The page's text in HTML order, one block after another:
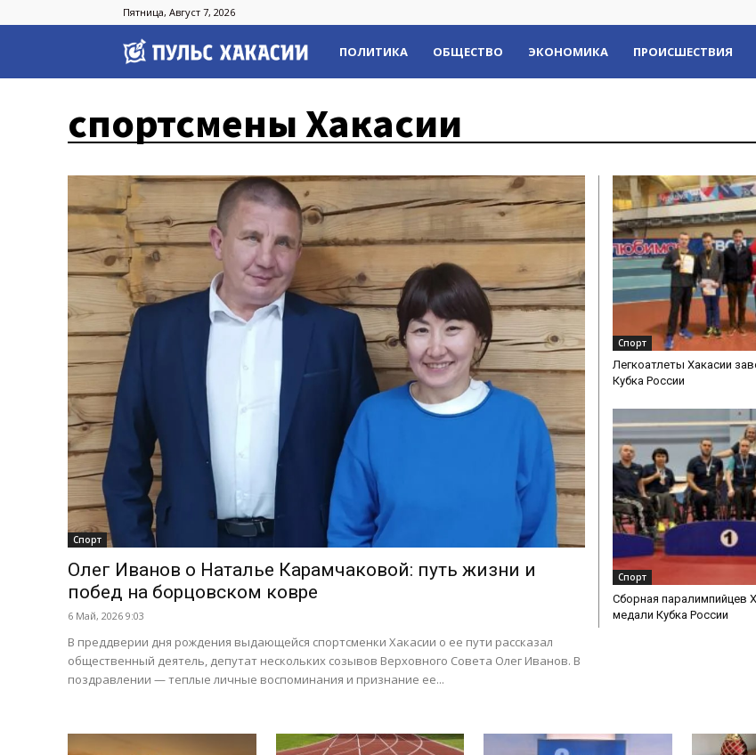
Пятница, Август 7, 2026
Пульс
ПОЛИТИКА ОБЩЕСТВО ЭКОНОМИКА ПРОИСШЕСТВИЯ
спортсмены Хакасии
Спорт
Олег Иванов о Наталье Карамчаковой: путь жизни и
побед на борцовском ковре
6 Май, 2026 9:03
В преддверии дня рождения выдающейся спортсменки Хакасии о ее пути рассказал
общественный деятель, депутат нескольких созывов Верховного Совета Олег Иванов. В
поздравлении — теплые личные воспоминания и признание ее...
Спорт
Легкоатлеты Хакасии
Кубка России
Спорт
Сборная паралимпийцев
медали Кубка России